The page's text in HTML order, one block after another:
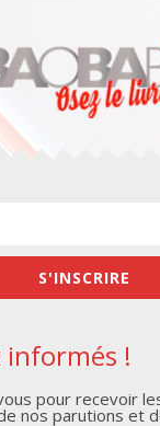
S'INSCRIRE
informés !
pour recevoir
nos parutions et